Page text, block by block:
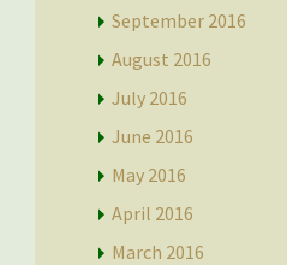
September 2016
August 2016
July 2016
June 2016
May 2016
April 2016
March 2016